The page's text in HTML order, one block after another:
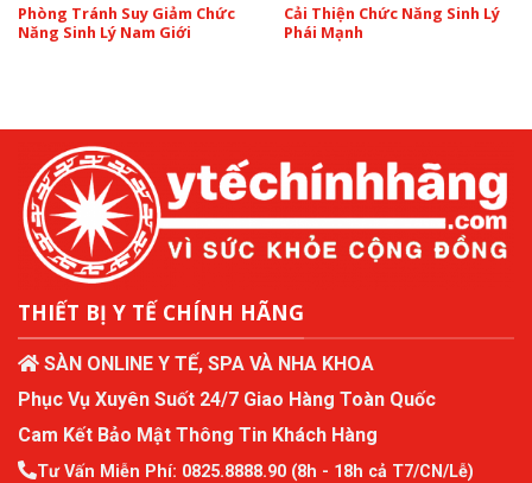
Phòng Tránh Suy Giảm Chức
Năng Sinh Lý Nam Giới
Cải Thiện Chức Năng Sinh Lý
Phái Mạnh
THIẾT BỊ Y TẾ CHÍNH HÃNG
SÀN ONLINE Y TẾ, SPA VÀ NHA KHOA
Phục Vụ Xuyên Suốt 24/7 Giao Hàng Toàn Quốc
Cam Kết Bảo Mật Thông Tin Khách Hàng
Tư Vấn Miễn Phí: 0825.8888.90 (8h - 18h cả T7/CN/Lễ)